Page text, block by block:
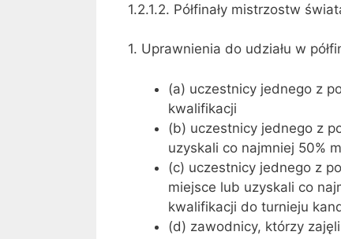
1.2.1.2. Półfinały mistrzostw
1. Uprawnienia do udziału w
(a) uczestnicy jednego z
kwalifikacji
(b) uczestnicy jednego z
uzyskali co najmniej 50%
(c) uczestnicy jednego z
miejsce lub uzyskali co
kwalifikacji do turnieju
(d) zawodnicy, którzy